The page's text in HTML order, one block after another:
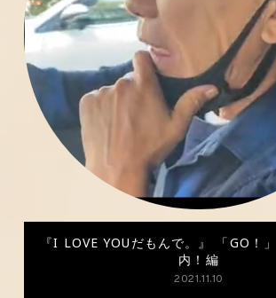
『I LOVE YOUだもんで。』 「GO！
内！編
2021.11.10